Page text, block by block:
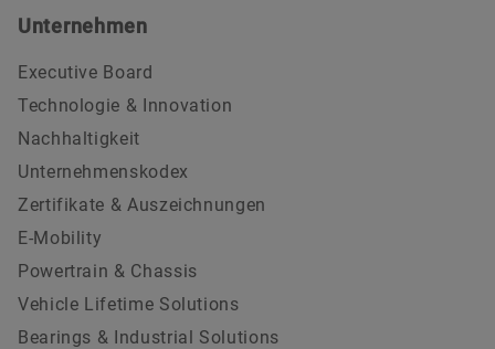
Unternehmen
Executive Board
Technologie & Innovation
Nachhaltigkeit
Unternehmenskodex
Zertifikate & Auszeichnungen
E-Mobility
Powertrain & Chassis
Vehicle Lifetime Solutions
Bearings & Industrial Solutions